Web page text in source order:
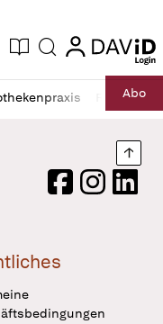
Ausgabe
Suche login
login
RechtAbo
FacebookInstagram